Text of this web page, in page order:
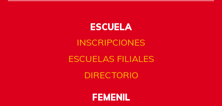
ESCUELA
INSCRIPCIONES
ESCUELAS FILIALES
DIRECTORIO
FEMENIL